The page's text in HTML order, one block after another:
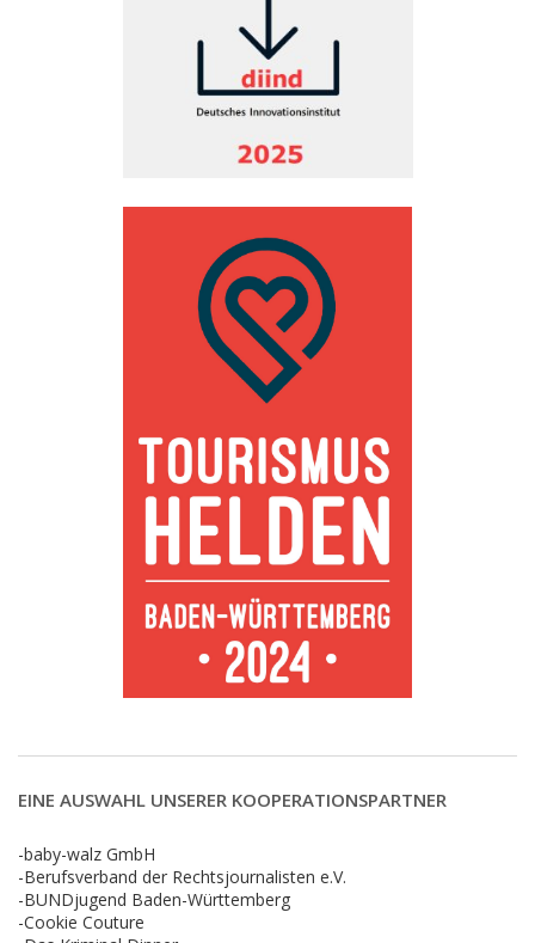
EINE AUSWAHL UNSERER KOOPERATIONSPARTNER
-baby-walz GmbH
-Berufsverband der Rechtsjournalisten e.V.
-BUNDjugend Baden-Württemberg
-Cookie Couture